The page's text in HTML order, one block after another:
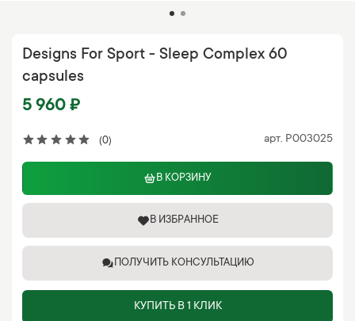
(0) арт. P003025
Designs For Sport - Sleep Complex 60
capsules
5 960 ₽
В КОРЗИНУ
В ИЗБРАННОЕ
ПОЛУЧИТЬ КОНСУЛЬТАЦИЮ
КУПИТЬ В 1 КЛИК